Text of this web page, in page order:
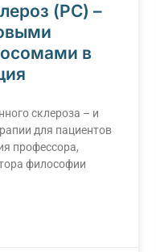
(РС) –
в
склероза – и
для пациентов
профессора,
философии